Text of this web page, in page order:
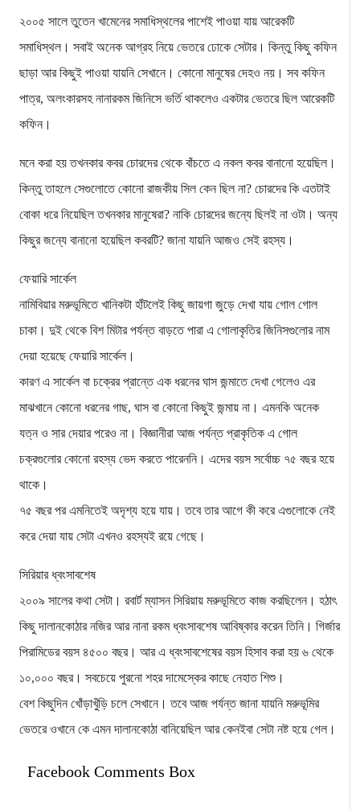
২০০৫ সালে তুতেন খামেনের সমাধিস্থলের পাশেই পাওয়া যায় আরেকটি
সমাধিস্থল। সবাই অনেক আগ্রহ নিয়ে ভেতরে ঢোকে সেটার। কিন্তু কিছু কফিন
ছাড়া আর কিছুই পাওয়া যায়নি সেখানে। কোনো মানুষের দেহও নয়। সব কফিন
পাত্র, অলংকারসহ নানারকম জিনিসে ভর্তি থাকলেও একটার ভেতরে ছিল আরেকটি
কফিন।
মনে করা হয় তখনকার কবর চোরদের থেকে বাঁচতে এ নকল কবর বানানো হয়েছিল।
কিন্তু তাহলে সেগুলোতে কোনো রাজকীয় সিল কেন ছিল না? চোরদের কি এতটাই
বোকা ধরে নিয়েছিল তখনকার মানুষেরা? নাকি চোরদের জন্যে ছিলই না ওটা। অন্য
কিছুর জন্যে বানানো হয়েছিল কবরটি? জানা যায়নি আজও সেই রহস্য।
ফেয়ারি সার্কেল
নামিবিয়ার মরুভূমিতে খানিকটা হাঁটলেই কিছু জায়গা জুড়ে দেখা যায় গোল গোল
চাকা। দুই থেকে বিশ মিটার পর্যন্ত বাড়তে পারা এ গোলাকৃতির জিনিসগুলোর নাম
দেয়া হয়েছে ফেয়ারি সার্কেল।
কারণ এ সার্কেল বা চক্রের প্রান্তে এক ধরনের ঘাস জন্মাতে দেখা গেলেও এর
মাঝখানে কোনো ধরনের গাছ, ঘাস বা কোনো কিছুই জন্মায় না। এমনকি অনেক
যত্ন ও সার দেয়ার পরেও না। বিজ্ঞানীরা আজ পর্যন্ত প্রাকৃতিক এ গোল
চক্রগুলোর কোনো রহস্য ভেদ করতে পারেননি। এদের বয়স সর্বোচ্চ ৭৫ বছর হয়ে
থাকে।
৭৫ বছর পর এমনিতেই অদৃশ্য হয়ে যায়। তবে তার আগে কী করে এগুলোকে নেই
করে দেয়া যায় সেটা এখনও রহস্যই রয়ে গেছে।
সিরিয়ার ধ্বংসাবশেষ
২০০৯ সালের কথা সেটা। রবার্ট ম্যাসন সিরিয়ায় মরুভূমিতে কাজ করছিলেন। হঠাৎ
কিছু দালানকোঠার নজির আর নানা রকম ধ্বংসাবশেষ আবিষ্কার করেন তিনি। গির্জার
পিরামিডের বয়স ৪৫০০ বছর। আর এ ধ্বংসাবশেষের বয়স হিসাব করা হয় ৬ থেকে
১০,০০০ বছর। সবচেয়ে পুরনো শহর দামেস্কের কাছে নেহাত শিশু।
বেশ কিছুদিন খোঁড়াখুঁড়ি চলে সেখানে। তবে আজ পর্যন্ত জানা যায়নি মরুভূমির
ভেতরে ওখানে কে এমন দালানকোঠা বানিয়েছিল আর কেনইবা সেটা নষ্ট হয়ে গেল।
Facebook Comments Box